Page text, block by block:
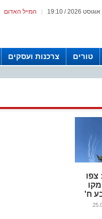
המייל האדום
טורים צרכנות ועסקים
צפו
ח'